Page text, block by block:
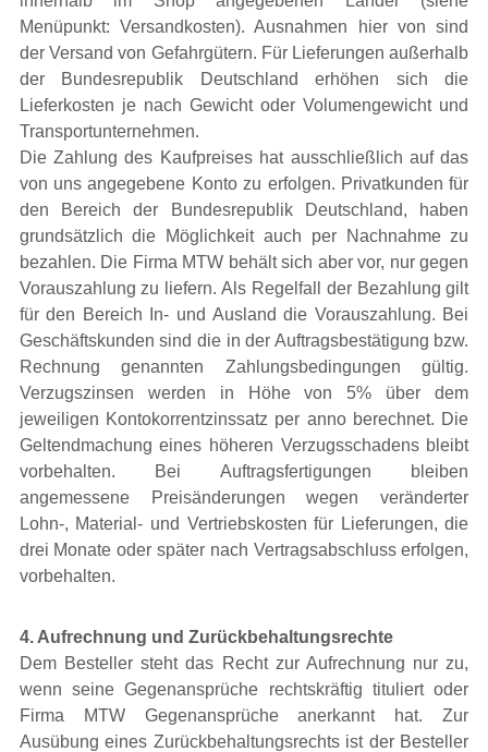
Menüpunkt: Versandkosten). Ausnahmen hier von sind
der Versand von Gefahrgütern. Für Lieferungen außerhalb
der Bundesrepublik Deutschland erhöhen sich die
Lieferkosten je nach Gewicht oder Volumengewicht und
Transportunternehmen.
Die Zahlung des Kaufpreises hat ausschließlich auf das
von uns angegebene Konto zu erfolgen. Privatkunden für
den Bereich der Bundesrepublik Deutschland, haben
grundsätzlich die Möglichkeit auch per Nachnahme zu
bezahlen. Die Firma MTW behält sich aber vor, nur gegen
Vorauszahlung zu liefern. Als Regelfall der Bezahlung gilt
für den Bereich In- und Ausland die Vorauszahlung. Bei
Geschäftskunden sind die in der Auftragsbestätigung bzw.
Rechnung genannten Zahlungsbedingungen gültig.
Verzugszinsen werden in Höhe von 5% über dem
jeweiligen Kontokorrentzinssatz per anno berechnet. Die
Geltendmachung eines höheren Verzugsschadens bleibt
vorbehalten. Bei Auftragsfertigungen bleiben
angemessene Preisänderungen wegen veränderter
Lohn-, Material- und Vertriebskosten für Lieferungen, die
drei Monate oder später nach Vertragsabschluss erfolgen,
vorbehalten.
4. Aufrechnung und Zurückbehaltungsrechte
Dem Besteller steht das Recht zur Aufrechnung nur zu,
wenn seine Gegenansprüche rechtskräftig tituliert oder
Firma MTW Gegenansprüche anerkannt hat. Zur
Ausübung eines Zurückbehaltungsrechts ist der Besteller